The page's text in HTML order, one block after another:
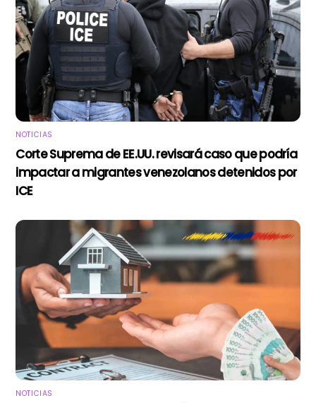
NOTICIAS
Corte Suprema de EE.UU. revisará caso que podría
impactar a migrantes venezolanos detenidos por
ICE
NOTICIAS